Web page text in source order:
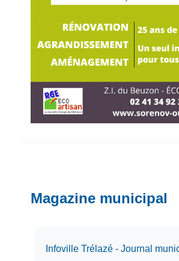
Magazine municipal
Infoville Trélazé - Journal